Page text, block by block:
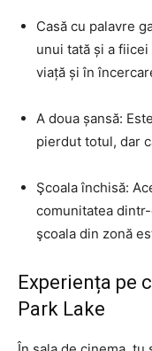
Casă cu palavre
unui tată și a
viață și în
A doua șansă:
pierdut totul, dar
Şcoala închisă:
comunitatea
şcoala din zonă
Experiența pe
Park Lake